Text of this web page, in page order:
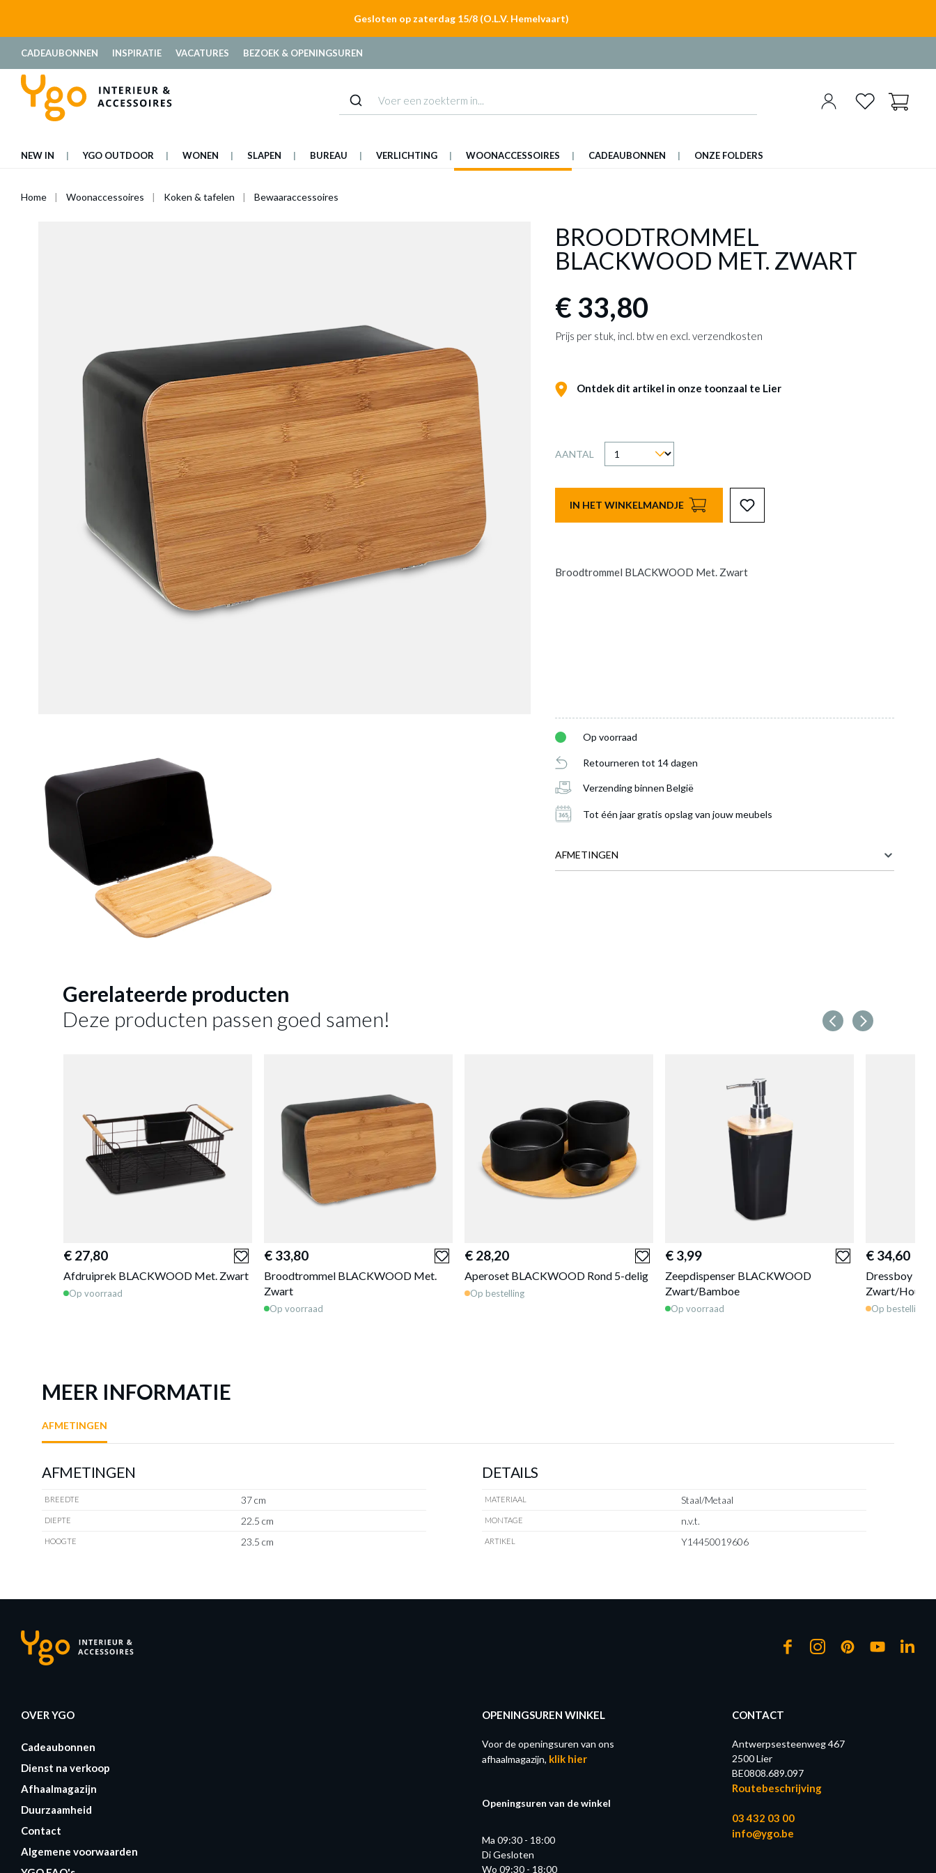
Gesloten op zaterdag 15/8 (O.L.V. Hemelvaart)
CADEAUBONNEN INSPIRATIE VACATURES BEZOEK & OPENINGSUREN
NEW IN YGO OUTDOOR WONEN SLAPEN BUREAU VERLICHTING WOONACCESSOIRES CADEAUBONNEN ONZE FOLDERS
Home Woonaccessoires Koken & tafelen Bewaaraccessoires
BROODTROMMEL
BLACKWOOD MET. ZWART
€ 33,80
Prijs per stuk, incl. btw en excl. verzendkosten
Ontdek dit artikel in onze toonzaal te Lier
AANTAL
IN HET WINKELMANDJE
Broodtrommel BLACKWOOD Met. Zwart
Op voorraad
Retourneren tot 14 dagen
Verzending binnen België
Tot één jaar gratis opslag van jouw meubels
AFMETINGEN
Gerelateerde producten
Deze producten passen goed samen!
€ 27,80
Afdruiprek BLACKWOOD Met. Zwart
Op voorraad
€ 33,80
Broodtrommel BLACKWOOD Met.
Zwart
Op voorraad
€ 28,20
Aperoset BLACKWOOD Rond 5-delig
Op bestelling
€ 3,99
Zeepdispenser BLACKWOOD
Zwart/Bamboe
Op voorraad
€ 34,60
Dressboy
Zwart/Hout
Op bestelling
MEER INFORMATIE
AFMETINGEN
AFMETINGEN
BREEDTE 37 cm
DIEPTE 22.5 cm
HOOGTE 23.5 cm
DETAILS
MATERIAAL Staal/Metaal
MONTAGE n.v.t.
ARTIKEL Y14450019606
ZWART
Prijs per stuk, incl. btw en excl. verzendkosten
GA NAAR WINKELMANDJE of verder winkelen
OVER YGO
Cadeaubonnen
Dienst na verkoop
Afhaalmagazijn
Duurzaamheid
Contact
Algemene voorwaarden
OPENINGSUREN WINKEL
Voor de openingsuren van ons
afhaalmagazijn, klik hier
Openingsuren van de winkel
Ma 09:30 - 18:00
Di Gesloten
Wo 09:30 - 18:00
CONTACT
Antwerpsesteenweg 467
2500 Lier
BE0808.689.097
Routebeschrijving
03 432 03 00
info@ygo.be